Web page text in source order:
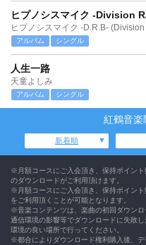
ヒプノシスマイク -Division
ヒプノシスマイク -D.R.B-
アルバム シングル
人生一路
天童よしみ
アルバム シングル
紅鶴音楽
新着順
※月額コースにご入会頂き、保持ポイン
のダウンロードがご利用頂けます。
※月額コースにご入会頂き、保持ポイン
をご利用頂くことが可能となります。
※音楽コンテンツは、楽曲の初回ダウンロ
通信環境の影響等でダウンロードに失敗
環境の良い場所で行ってください。
※都合によりダウンロード権利購入後、